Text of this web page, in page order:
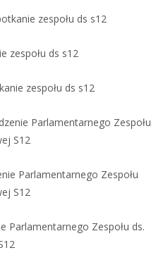
zespołu ds s12
zespołu ds s12
zespołu ds s12
Parlamentarnego Zespołu
S12
Parlamentarnego Zespołu
S12
Parlamentarnego Zespołu ds.